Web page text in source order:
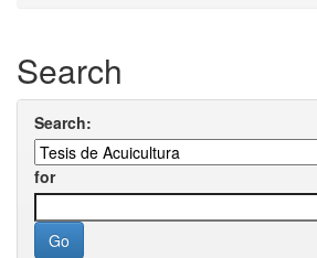
Search
Search:
for